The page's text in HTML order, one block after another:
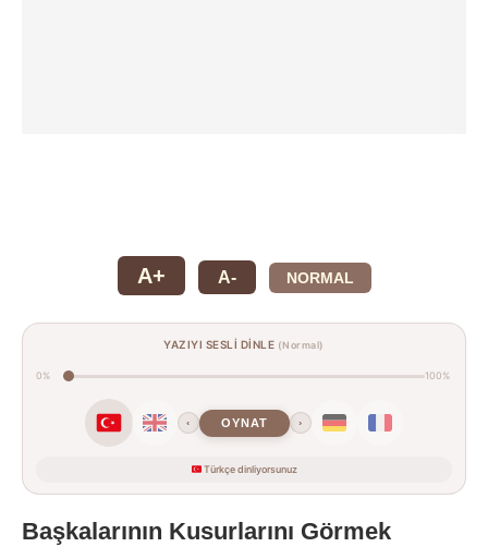
A+ A- NORMAL
YAZIYI SESLİ DİNLE (Normal)
0% 100%
‹ OYNAT ›
Türkçe dinliyorsunuz
Başkalarının Kusurlarını Görmek